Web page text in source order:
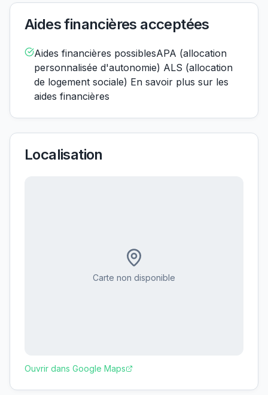
Aides financières acceptées
Aides financières possiblesAPA (allocation
personnalisée d'autonomie) ALS (allocation
de logement sociale) En savoir plus sur les
aides financières
Localisation
Carte non disponible
Ouvrir dans Google Maps